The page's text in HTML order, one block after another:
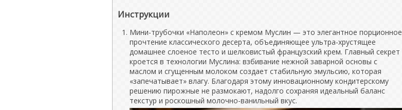
Инструкции
Мини-трубочки «Наполеон» с кремом Муслин — это элегантное порционное
прочтение классического десерта, объединяющее ультра-хрустящее
домашнее слоеное тесто и шелковистый французский крем. Главный секрет
кроется в технологии Муслина: взбивание нежной заварной основы с
маслом и сгущенным молоком создает стабильную эмульсию, которая
«запечатывает» влагу. Благодаря этому инновационному кондитерскому
решению пирожные не размокают, надолго сохраняя идеальный баланс
текстур и роскошный молочно-ванильный вкус.